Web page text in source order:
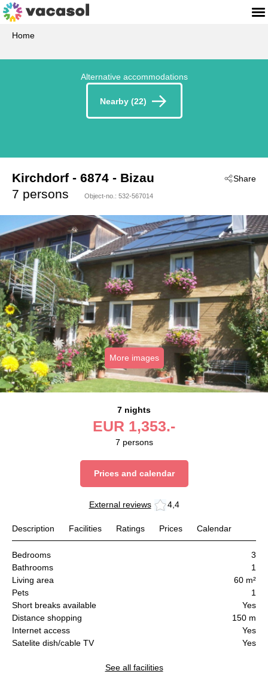
Home
Alternative accommodations
Nearby (22)
Share
Kirchdorf - 6874 - Bizau
7 persons
Object-no.: 532-567014
More images
7 nights
EUR 1,353.-
7 persons
Prices and calendar
External reviews 4,4
Description Facilities Ratings Prices Calendar
Bedrooms
3
Bathrooms
1
Living area
60 m²
Pets
1
Short breaks available
Yes
Distance shopping
150 m
Internet access
Yes
Satelite dish/cable TV
Yes
See all facilities